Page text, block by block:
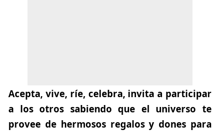
Acepta, vive, ríe, celebra, invita a participar
a los otros sabiendo que el universo te
provee de hermosos regalos y dones para